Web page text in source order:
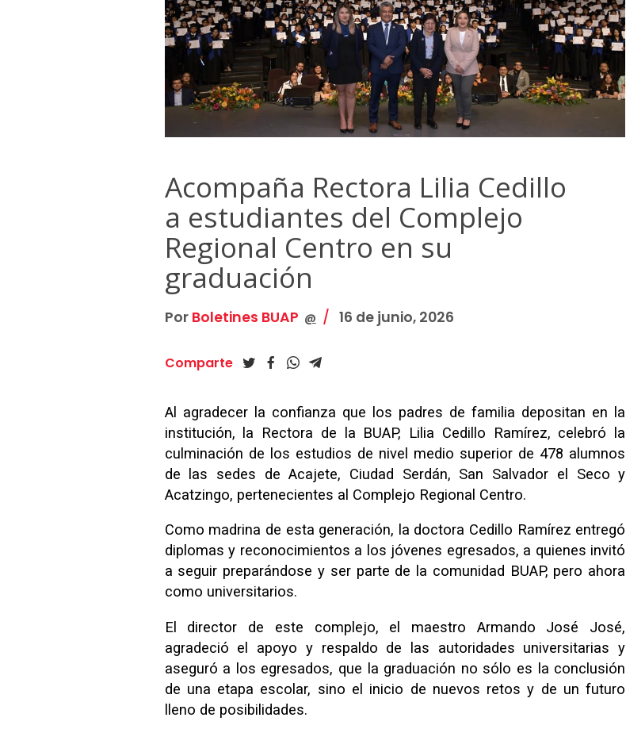
Acompaña Rectora Lilia Cedillo
a estudiantes del Complejo
Regional Centro en su
graduación
Por Boletines BUAP @ 16 de junio, 2026
Comparte
Al agradecer la confianza que los padres de familia depositan en la
institución, la Rectora de la BUAP, Lilia Cedillo Ramírez, celebró la
culminación de los estudios de nivel medio superior de 478 alumnos
de las sedes de Acajete, Ciudad Serdán, San Salvador el Seco y
Acatzingo, pertenecientes al Complejo Regional Centro.
Como madrina de esta generación, la doctora Cedillo Ramírez entregó
diplomas y reconocimientos a los jóvenes egresados, a quienes invitó
a seguir preparándose y ser parte de la comunidad BUAP, pero ahora
como universitarios.
El director de este complejo, el maestro Armando José José,
agradeció el apoyo y respaldo de las autoridades universitarias y
aseguró a los egresados, que la graduación no sólo es la conclusión
de una etapa escolar, sino el inicio de nuevos retos y de un futuro
lleno de posibilidades.